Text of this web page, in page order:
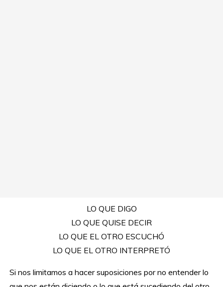
LO QUE DIGO
LO QUE QUISE DECIR
LO QUE EL OTRO ESCUCHÓ
LO QUE EL OTRO INTERPRETÓ
Si nos limitamos a hacer suposiciones por no entender lo